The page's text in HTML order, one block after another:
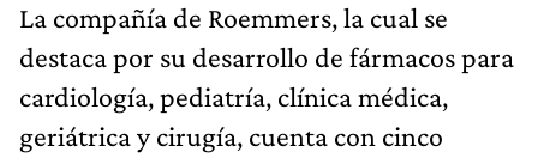
La compañía de Roemmers, la cual se
destaca por su desarrollo de fármacos para
cardiología, pediatría, clínica médica,
geriátrica y cirugía, cuenta con cinco